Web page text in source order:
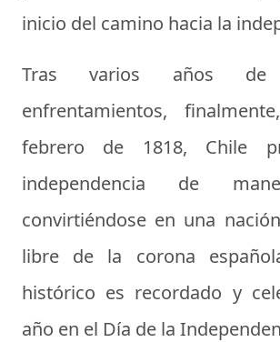
inicio del camino hacia la
Tras varios años
enfrentamientos,
febrero de 1818, Chile
independencia de
convirtiéndose en una
libre de la corona
histórico es recordado y
año en el Día de la